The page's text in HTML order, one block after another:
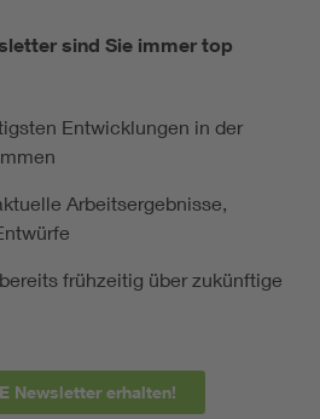
sind Sie immer top
Entwicklungen in der
Arbeitsergebnisse,
frühzeitig über zukünftige
Newsletter erhalten!